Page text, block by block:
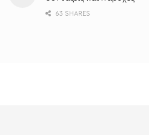
63 SHARES